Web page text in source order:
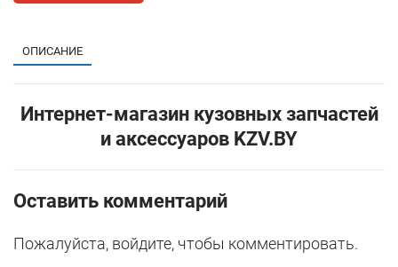
ОПИСАНИЕ
Интернет-магазин кузовных запчастей
и аксессуаров KZV.BY
Оставить комментарий
Пожалуйста, войдите, чтобы комментировать.